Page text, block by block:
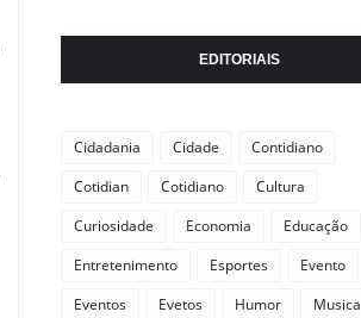
EDITORIAIS
Cidadania Cidade
Contidiano
Cotidian
Cotidiano
Cultura
Curiosidade
Economia
Educação
Entretenimento
Esportes
Evento
Eventos
Evetos Humor
Musica